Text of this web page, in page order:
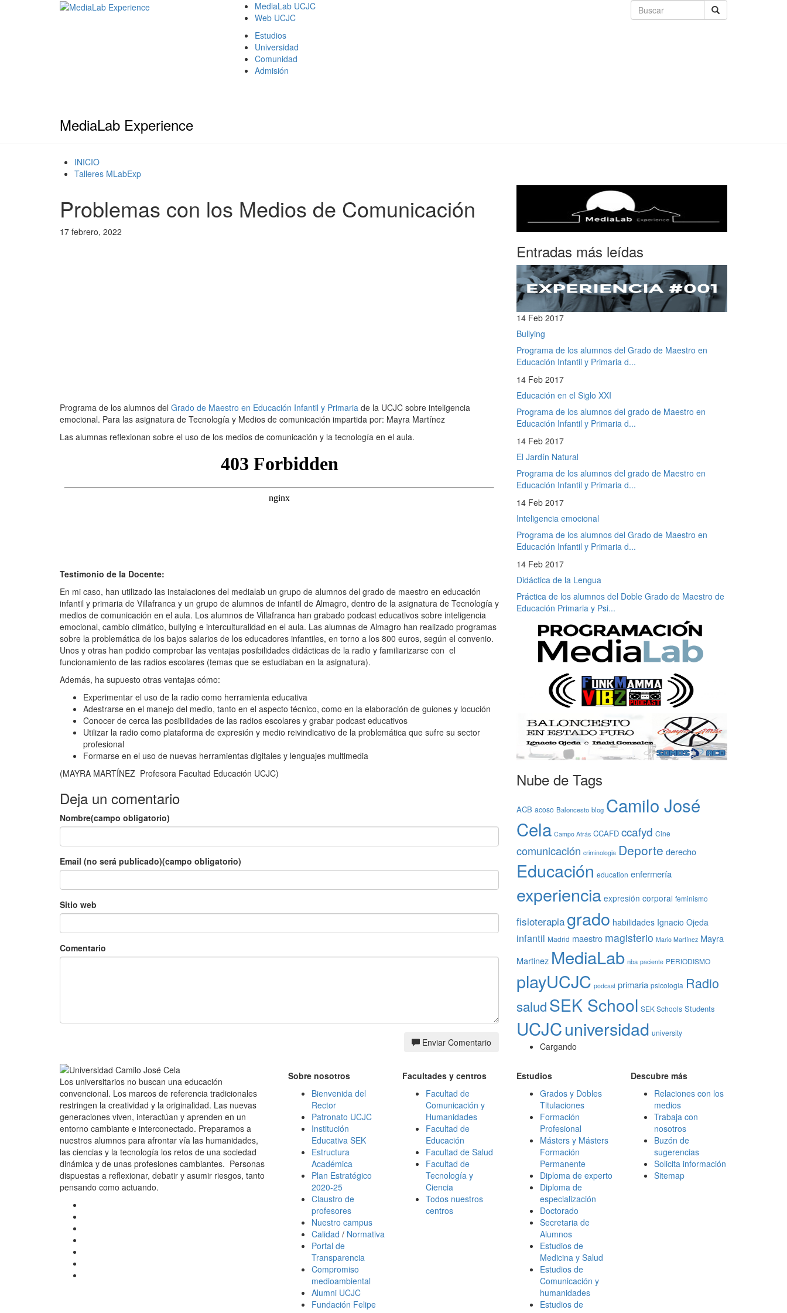
MediaLab UCJC
Web UCJC
Estudios
Universidad
Comunidad
Admisión
MediaLab Experience
INICIO
Talleres MLabExp
Problemas con los Medios de Comunicación
17 febrero, 2022
Programa de los alumnos del Grado de Maestro en Educación Infantil y Primaria de la UCJC sobre inteligencia
emocional. Para las asignatura de Tecnología y Medios de comunicación impartida por: Mayra Martínez
Las alumnas reflexionan sobre el uso de los medios de comunicación y la tecnología en el aula.
Testimonio de la Docente:
En mi caso, han utilizado las instalaciones del medialab un grupo de alumnos del grado de maestro en educación
infantil y primaria de Villafranca y un grupo de alumnos de infantil de Almagro, dentro de la asignatura de Tecnología y
medios de comunicación en el aula. Los alumnos de Villafranca han grabado podcast educativos sobre inteligencia
emocional, cambio climático, bullying e interculturalidad en el aula. Las alumnas de Almagro han realizado programas
sobre la problemática de los bajos salarios de los educadores infantiles, en torno a los 800 euros, según el convenio.
Unos y otras han podido comprobar las ventajas posibilidades didácticas de la radio y familiarizarse con el
funcionamiento de las radios escolares (temas que se estudiaban en la asignatura).
Además, ha supuesto otras ventajas cómo:
Experimentar el uso de la radio como herramienta educativa
Adestrarse en el manejo del medio, tanto en el aspecto técnico, como en la elaboración de guiones y locución
Conocer de cerca las posibilidades de las radios escolares y grabar podcast educativos
Utilizar la radio como plataforma de expresión y medio reivindicativo de la problemática que sufre su sector
profesional
Formarse en el uso de nuevas herramientas digitales y lenguajes multimedia
(MAYRA MARTÍNEZ Profesora Facultad Educación UCJC)
Deja un comentario
Nombre(campo obligatorio)
Email (no será publicado)(campo obligatorio)
Sitio web
Comentario
Enviar Comentario
Entradas más leídas
14 Feb 2017
Bullying
Programa de los alumnos del Grado de Maestro en
Educación Infantil y Primaria d...
14 Feb 2017
Educación en el Siglo XXI
Programa de los alumnos del grado de Maestro en
Educación Infantil y Primaria d...
14 Feb 2017
El Jardín Natural
Programa de los alumnos del grado de Maestro en
Educación Infantil y Primaria d...
14 Feb 2017
Inteligencia emocional
Programa de los alumnos del Grado de Maestro en
Educación Infantil y Primaria d...
14 Feb 2017
Didáctica de la Lengua
Práctica de los alumnos del Doble Grado de Maestro de
Educación Primaria y Psi...
Nube de Tags
ACB acoso Baloncesto blog Camilo José
Cela Campo Atrás CCAFD ccafyd Cine
comunicación criminologia Deporte derecho
Educación education enfermería
experiencia expresión corporal feminismo
fisioterapiagrado habilidades Ignacio Ojeda
infantil Madrid maestro magisterio Mario Martínez Mayra
Martinez MediaLab nba paciente PERIODISMO
playUCJC podcast primaria psicologia Radio
saludSEK School SEK Schools Students
UCJCuniversidad university
Cargando
Los universitarios no buscan una educación
convencional. Los marcos de referencia tradicionales
restringen la creatividad y la originalidad. Las nuevas
generaciones viven, interactúan y aprenden en un
entorno cambiante e interconectado. Preparamos a
nuestros alumnos para afrontar vía las humanidades,
las ciencias y la tecnología los retos de una sociedad
dinámica y de unas profesiones cambiantes. Personas
dispuestas a reflexionar, debatir y asumir riesgos, tanto
pensando como actuando.
Sobre nosotros
Bienvenida del
Rector
Patronato UCJC
Institución
Educativa SEK
Estructura
Académica
Plan Estratégico
2020-25
Claustro de
profesores
Nuestro campus
Calidad / Normativa
Portal de
Transparencia
Compromiso
medioambiental
Alumni UCJC
Fundación Felipe
Facultades y centros
Facultad de
Comunicación y
Humanidades
Facultad de
Educación
Facultad de Salud
Facultad de
Tecnología y
Ciencia
Todos nuestros
centros
Estudios
Grados y Dobles
Titulaciones
Formación
Profesional
Másters y Másters
Formación
Permanente
Diploma de experto
Diploma de
especialización
Doctorado
Secretaria de
Alumnos
Estudios de
Medicina y Salud
Estudios de
Comunicación y
humanidades
Estudios de
Descubre más
Relaciones con los
medios
Trabaja con
nosotros
Buzón de
sugerencias
Solicita información
Sitemap